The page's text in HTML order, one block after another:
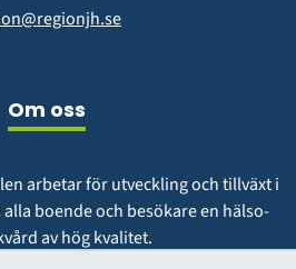
Om oss
arbetar för utveckling och tillväxt i
boende och besökare en hälso-
av hög kvalitet.